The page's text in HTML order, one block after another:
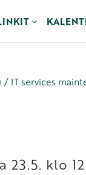
IT services
klo